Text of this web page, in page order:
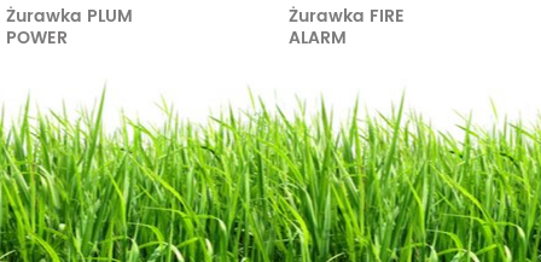
Żurawka PLUM
POWER
Żurawka FIRE
ALARM